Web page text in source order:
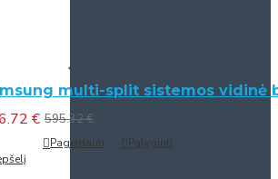
multi-split sistemos vidinė
€ 595.32 €
Pageidauti Palyginti